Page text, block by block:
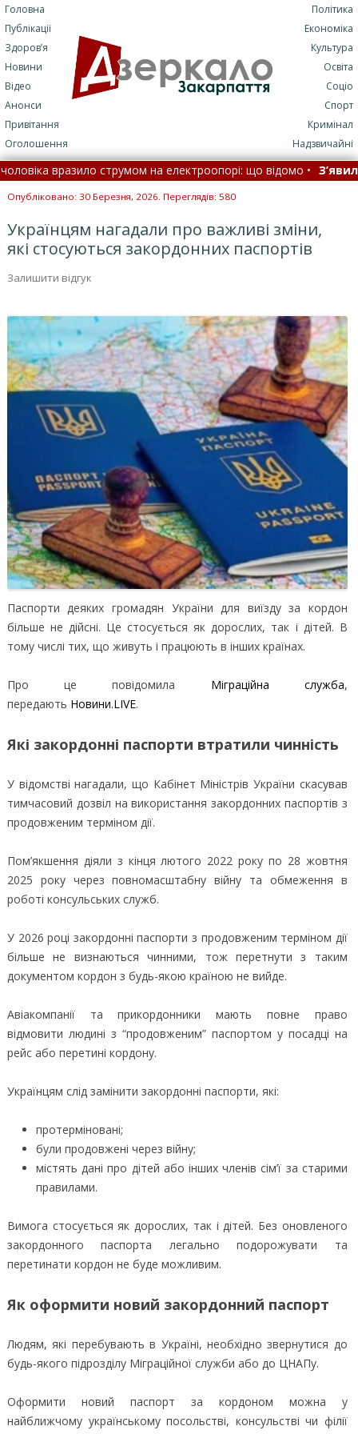
Головна
Публікації
Здоров’я
Новини
Відео
Анонси
Привітання
Оголошення
Політика
Економіка
Культура
Освіта
Соціо
Спорт
Кримінал
Надзвичайні
вразило струмом на електроопорі: що відомо • З’явилася
• Летіли дрони, балістика та С-400, є прильоти: як ППО
Опубліковано: 30 Березня, 2026. Переглядів: 580
Українцям нагадали про важливі зміни,
які стосуються закордонних паспортів
Залишити відгук
Паспорти деяких громадян України для виїзду за кордон
більше не дійсні. Це стосується як дорослих, так і дітей. В
тому числі тих, що живуть і працюють в інших країнах.
Про це повідомила Міграційна служба,
передають Новини.LIVE.
Які закордонні паспорти втратили чинність
У відомстві нагадали, що Кабінет Міністрів України скасував
тимчасовий дозвіл на використання закордонних паспортів з
продовженим терміном дії.
Пом’якшення діяли з кінця лютого 2022 року по 28 жовтня
2025 року через повномасштабну війну та обмеження в
роботі консульських служб.
У 2026 році закордонні паспорти з продовженим терміном дії
більше не визнаються чинними, тож перетнути з таким
документом кордон з будь-якою країною не вийде.
Авіакомпанії та прикордонники мають повне право
відмовити людині з “продовженим” паспортом у посадці на
рейс або перетині кордону.
Українцям слід замінити закордонні паспорти, які:
протерміновані;
були продовжені через війну;
містять дані про дітей або інших членів сім’ї за старими
правилами.
Вимога стосується як дорослих, так і дітей. Без оновленого
закордонного паспорта легально подорожувати та
перетинати кордон не буде можливим.
Як оформити новий закордонний паспорт
Людям, які перебувають в Україні, необхідно звернутися до
будь-якого підрозділу Міграційної служби або до ЦНАПу.
Оформити новий паспорт за кордоном можна у
найближчому українському посольстві, консульстві чи філії